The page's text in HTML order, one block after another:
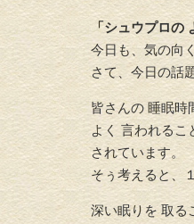
「シュウプロの
今日も、気の向
さて、今日の話
皆さんの 睡眠時
よく 言われるこ
されています。
そぅ考えると、
深い眠りを 取る